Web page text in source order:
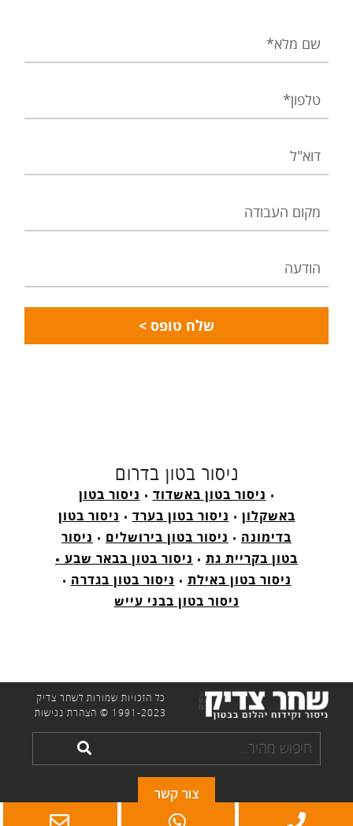
טלפון
דוא"ל
הודעה
ניסור בטון בדרום
• ניסור בטון באשדוד • ניסור בטון
באשקלון • ניסור בטון בערד • ניסור בטון
בדימונה • ניסור בטון בירושלים • ניסור
בטון בקריית גת • ניסור בטון בבאר שבע •
ניסור בטון באילת • ניסור בטון בגדרה •
ניסור בטון בבני עייש
כל הזכויות שמורות לשחר צדיק
1991-2023 ©
הצהרת נגישות
חיפוש
מהיר
חפש
צור קשר